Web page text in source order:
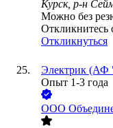
Курск, р-н
Можно без
Откликнитесь
Откликнуться
Электрик (АФ
Опыт 1-3 года
ООО